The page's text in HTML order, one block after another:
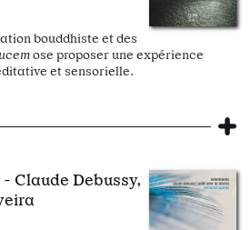
bouddhiste et des
ose proposer une expérience
et sensorielle.
Claude Debussy,